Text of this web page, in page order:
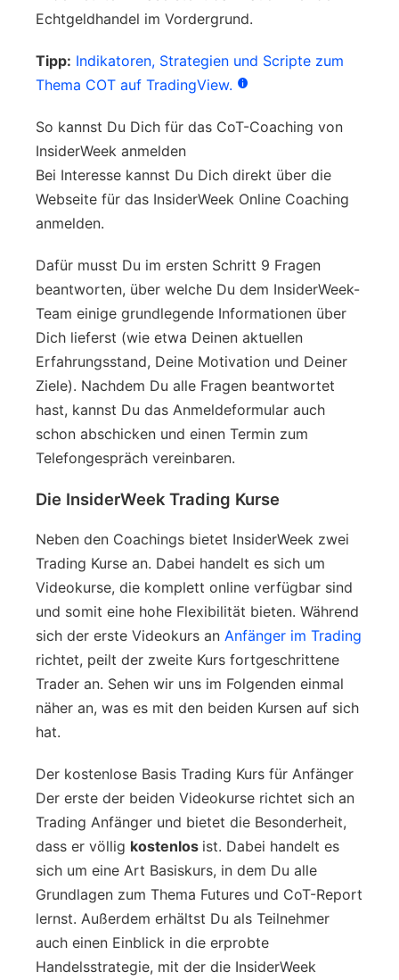
Echtgeldhandel im Vordergrund.
Tipp: Indikatoren, Strategien und Scripte zum
Thema COT auf TradingView.
So kannst Du Dich für das CoT-Coaching von
InsiderWeek anmelden
Bei Interesse kannst Du Dich direkt über die
Webseite für das InsiderWeek Online Coaching
anmelden.
Dafür musst Du im ersten Schritt 9 Fragen
beantworten, über welche Du dem InsiderWeek-
Team einige grundlegende Informationen über
Dich lieferst (wie etwa Deinen aktuellen
Erfahrungsstand, Deine Motivation und Deiner
Ziele). Nachdem Du alle Fragen beantwortet
hast, kannst Du das Anmeldeformular auch
schon abschicken und einen Termin zum
Telefongespräch vereinbaren.
Die InsiderWeek Trading Kurse
Neben den Coachings bietet InsiderWeek zwei
Trading Kurse an. Dabei handelt es sich um
Videokurse, die komplett online verfügbar sind
und somit eine hohe Flexibilität bieten. Während
sich der erste Videokurs an Anfänger im Trading
richtet, peilt der zweite Kurs fortgeschrittene
Trader an. Sehen wir uns im Folgenden einmal
näher an, was es mit den beiden Kursen auf sich
hat.
Der kostenlose Basis Trading Kurs für Anfänger
Der erste der beiden Videokurse richtet sich an
Trading Anfänger und bietet die Besonderheit,
dass er völlig kostenlos ist. Dabei handelt es
sich um eine Art Basiskurs, in dem Du alle
Grundlagen zum Thema Futures und CoT-Report
lernst. Außerdem erhältst Du als Teilnehmer
auch einen Einblick in die erprobte
Handelsstrategie, mit der die InsiderWeek